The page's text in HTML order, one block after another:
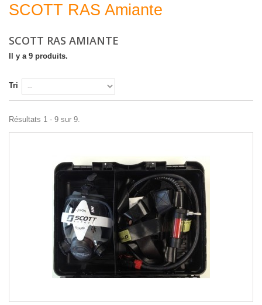
SCOTT RAS Amiante
SCOTT RAS AMIANTE
Il y a 9 produits.
Tri
Résultats 1 - 9 sur 9.